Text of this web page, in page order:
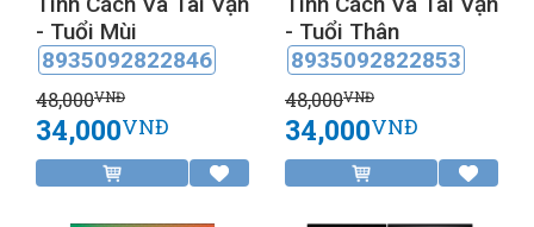
- Tuổi Mùi
8935092822846
48,000VNĐ
34,000VNĐ
- Tuổi Thân
8935092822853
48,000VNĐ
34,000VNĐ